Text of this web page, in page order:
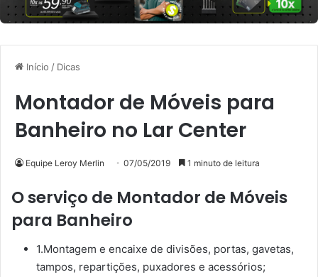
Início / Dicas
Montador de Móveis para
Banheiro no Lar Center
Equipe Leroy Merlin 07/05/2019 1 minuto de leitura
O serviço de Montador de Móveis
para Banheiro
1.Montagem e encaixe de divisões, portas, gavetas,
tampos, repartições, puxadores e acessórios;